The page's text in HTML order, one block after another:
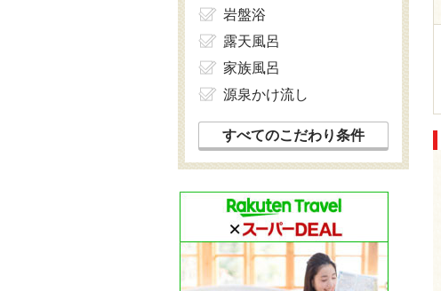
岩盤浴
露天風呂
家族風呂
源泉かけ流し
すべてのこだわり条件